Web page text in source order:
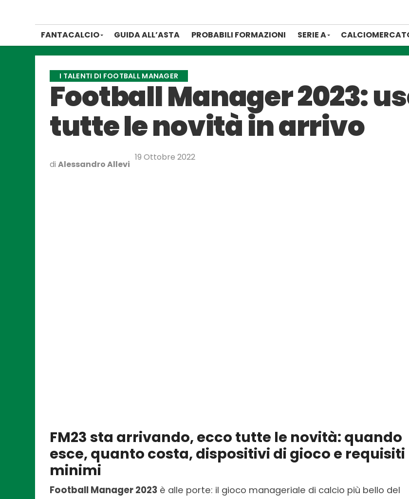
FANTACALCIO GUIDA ALL’ASTA PROBABILI FORMAZIONI SERIE A
I TALENTI DI FOOTBALL MANAGER
Football Manager 2023:
tutte le novità in arrivo
di Alessandro Allevi
19 Ottobre 2022
FM23 sta arrivando, ecco tutte le novità: quando
esce, quanto costa, dispositivi di gioco e requisiti
minimi
Football Manager 2023 è alle porte: il gioco manageriale di calcio più bello del